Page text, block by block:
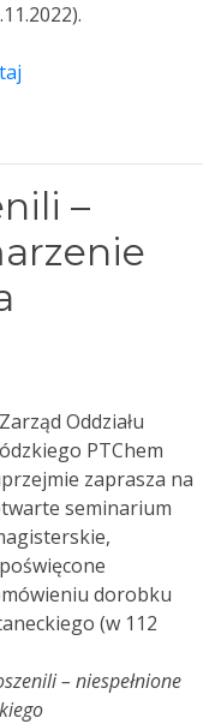
–
Zarząd Oddziału
PTChem
zaprasza na
seminarium
poświęcone
dorobku
(w 112
– niespełnione